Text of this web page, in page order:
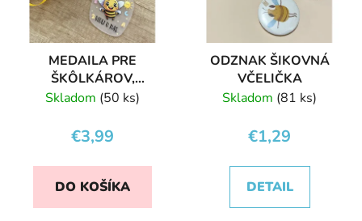
MEDAILA PRE
ŠKÔLKÁROV,
ŠKOLÁKOV | VČIELKA
Skladom (50 ks)
€3,99
DO KOŠÍKA
ODZNAK ŠIKOVNÁ
VČELIČKA
Skladom (81 ks)
€1,29
DETAIL